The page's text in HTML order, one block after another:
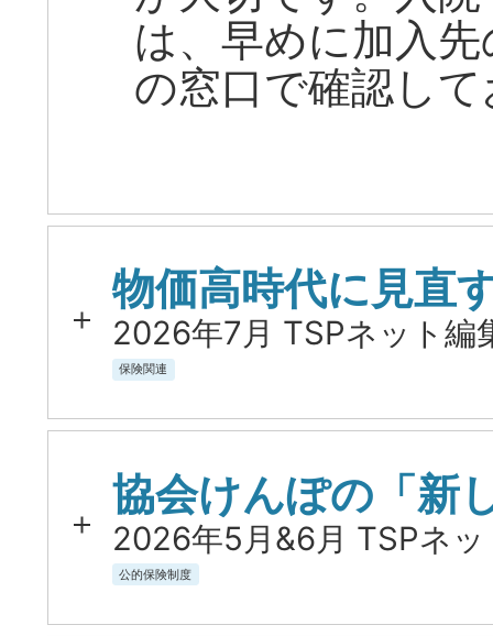
は、早めに加入
の窓口で確認し
物価高時代に見直
2026年7月 TSPネット編
保険関連
協会けんぽの「新
2026年5月&6月 TSPネ
公的保険制度